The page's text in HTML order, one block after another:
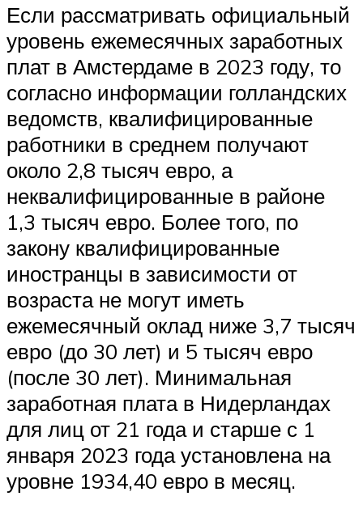
Если рассматривать официальный
уровень ежемесячных заработных
плат в Амстердаме в 2023 году, то
согласно информации голландских
ведомств, квалифицированные
работники в среднем получают
около 2,8 тысяч евро, а
неквалифицированные в районе
1,3 тысяч евро. Более того, по
закону квалифицированные
иностранцы в зависимости от
возраста не могут иметь
ежемесячный оклад ниже 3,7 тысяч
евро (до 30 лет) и 5 тысяч евро
(после 30 лет). Минимальная
заработная плата в Нидерландах
для лиц от 21 года и старше с 1
января 2023 года установлена на
уровне 1934,40 евро в месяц.